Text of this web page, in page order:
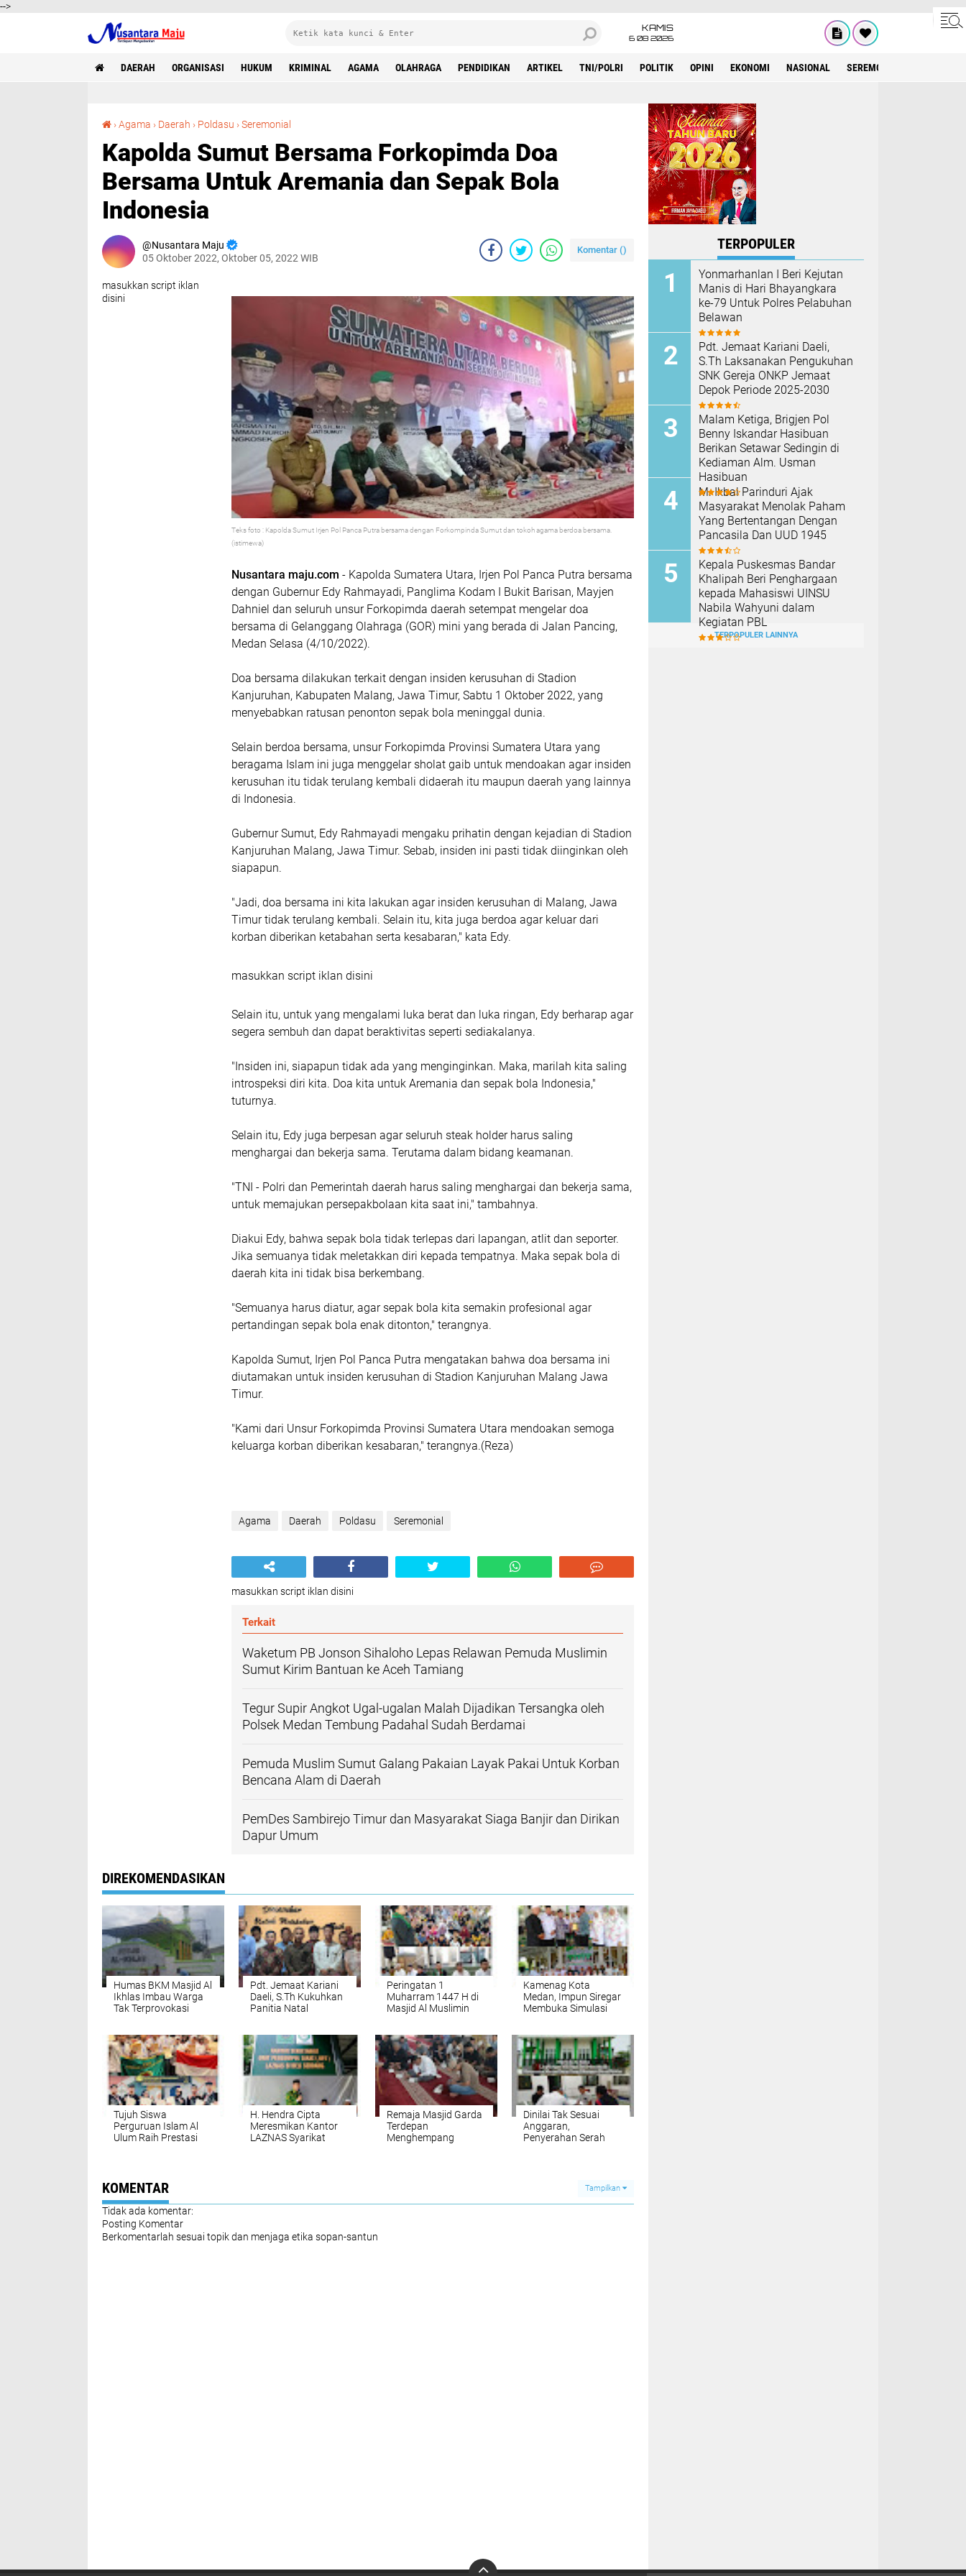
-->
KAMIS
6 08 2026
DAERAH ORGANISASI HUKUM KRIMINAL AGAMA OLAHRAGA PENDIDIKAN ARTIKEL TNI/POLRI POLITIK OPINI EKONOMI NASIONAL SEREMONIAL
›Agama › Daerah › Poldasu ›Seremonial
Kapolda Sumut Bersama Forkopimda Doa
Bersama Untuk Aremania dan Sepak Bola
Indonesia
Nusantara Maju
05 Oktober 2022, Oktober 05, 2022 WIB
Komentar ()
masukkan script iklan
disini
Teks foto : Kapolda Sumut Irjen Pol Panca Putra bersama dengan Forkompinda Sumut dan tokoh agama berdoa bersama.
(istimewa)
Nusantara maju.com - Kapolda Sumatera Utara, Irjen Pol Panca Putra bersama
dengan Gubernur Edy Rahmayadi, Panglima Kodam I Bukit Barisan, Mayjen
Dahniel dan seluruh unsur Forkopimda daerah setempat mengelar doa
bersama di Gelanggang Olahraga (GOR) mini yang berada di Jalan Pancing,
Medan Selasa (4/10/2022).
Doa bersama dilakukan terkait dengan insiden kerusuhan di Stadion
Kanjuruhan, Kabupaten Malang, Jawa Timur, Sabtu 1 Oktober 2022, yang
menyebabkan ratusan penonton sepak bola meninggal dunia.
Selain berdoa bersama, unsur Forkopimda Provinsi Sumatera Utara yang
beragama Islam ini juga menggelar sholat gaib untuk mendoakan agar insiden
kerusuhan itu tidak terulang kembali didaerah itu maupun daerah yang lainnya
di Indonesia.
Gubernur Sumut, Edy Rahmayadi mengaku prihatin dengan kejadian di Stadion
Kanjuruhan Malang, Jawa Timur. Sebab, insiden ini pasti tidak diinginkan oleh
siapapun.
"Jadi, doa bersama ini kita lakukan agar insiden kerusuhan di Malang, Jawa
Timur tidak terulang kembali. Selain itu, kita juga berdoa agar keluar dari
korban diberikan ketabahan serta kesabaran," kata Edy.
masukkan script iklan disini
Selain itu, untuk yang mengalami luka berat dan luka ringan, Edy berharap agar
segera sembuh dan dapat beraktivitas seperti sediakalanya.
"Insiden ini, siapapun tidak ada yang menginginkan. Maka, marilah kita saling
introspeksi diri kita. Doa kita untuk Aremania dan sepak bola Indonesia,"
tuturnya.
Selain itu, Edy juga berpesan agar seluruh steak holder harus saling
menghargai dan bekerja sama. Terutama dalam bidang keamanan.
"TNI - Polri dan Pemerintah daerah harus saling menghargai dan bekerja sama,
untuk memajukan persepakbolaan kita saat ini," tambahnya.
Diakui Edy, bahwa sepak bola tidak terlepas dari lapangan, atlit dan seporter.
Jika semuanya tidak meletakkan diri kepada tempatnya. Maka sepak bola di
daerah kita ini tidak bisa berkembang.
"Semuanya harus diatur, agar sepak bola kita semakin profesional agar
pertandingan sepak bola enak ditonton," terangnya.
Kapolda Sumut, Irjen Pol Panca Putra mengatakan bahwa doa bersama ini
diutamakan untuk insiden kerusuhan di Stadion Kanjuruhan Malang Jawa
Timur.
"Kami dari Unsur Forkopimda Provinsi Sumatera Utara mendoakan semoga
keluarga korban diberikan kesabaran," terangnya.(Reza)
Agama Daerah Poldasu Seremonial
masukkan script iklan disini
Terkait
Waketum PB Jonson Sihaloho Lepas Relawan Pemuda Muslimin
Sumut Kirim Bantuan ke Aceh Tamiang
Tegur Supir Angkot Ugal-ugalan Malah Dijadikan Tersangka oleh
Polsek Medan Tembung Padahal Sudah Berdamai
Pemuda Muslim Sumut Galang Pakaian Layak Pakai Untuk Korban
Bencana Alam di Daerah
PemDes Sambirejo Timur dan Masyarakat Siaga Banjir dan Dirikan
Dapur Umum
DIREKOMENDASIKAN
Humas BKM Masjid Al
Ikhlas Imbau Warga
Tak Terprovokasi
Pdt. Jemaat Kariani
Daeli, S.Th Kukuhkan
Panitia Natal
Persiapan Jemaat
Bogor
Peringatan 1
Muharram 1447 H di
Masjid Al Muslimin
Kamenag Kota
Medan, Impun Siregar
Membuka Simulasi
Tujuh Siswa
Perguruan Islam Al
Ulum Raih Prestasi
Malaysia
H. Hendra Cipta
Meresmikan Kantor
LAZNAS Syarikat
Remaja Masjid Garda
Terdepan
Menghempang
Dinilai Tak Sesuai
Anggaran,
Penyerahan Serah
KOMENTAR Tampilkan
Tidak ada komentar:
Posting Komentar
Berkomentarlah sesuai topik dan menjaga etika sopan-santun
TERPOPULER
Yonmarhanlan I Beri Kejutan
Manis di Hari Bhayangkara
ke-79 Untuk Polres Pelabuhan
Belawan
Pdt. Jemaat Kariani Daeli,
S.Th Laksanakan Pengukuhan
SNK Gereja ONKP Jemaat
Depok Periode 2025-2030
Malam Ketiga, Brigjen Pol
Benny Iskandar Hasibuan
Berikan Setawar Sedingin di
Kediaman Alm. Usman
Hasibuan
M. Ikbal Parinduri Ajak
Masyarakat Menolak Paham
Yang Bertentangan Dengan
Pancasila Dan UUD 1945
Kepala Puskesmas Bandar
Khalipah Beri Penghargaan
kepada Mahasiswi UINSU
Nabila Wahyuni dalam
Kegiatan PBL
TERPOPULER LAINNYA